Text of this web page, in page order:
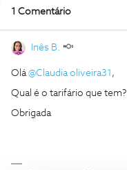
1 Comentário
Inês B.
Olá@Claudia oliveira31 ,
Qual é o tarifário que tem?
Obrigada